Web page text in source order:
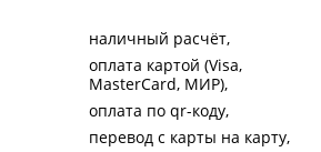
наличный расчёт
оплата картой (Visa,
MasterCard, МИР)
оплата по qr-коду
перевод с карты на карту